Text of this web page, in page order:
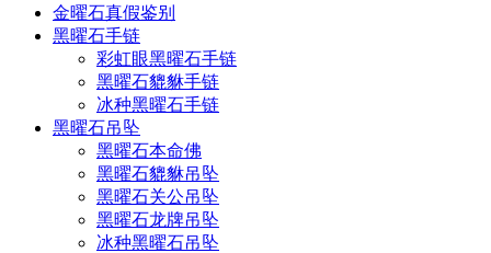
金曜石真假鉴别
黑曜石手链
彩虹眼黑曜石手链
黑曜石貔貅手链
冰种黑曜石手链
黑曜石吊坠
黑曜石本命佛
黑曜石貔貅吊坠
黑曜石关公吊坠
黑曜石龙牌吊坠
冰种黑曜石吊坠